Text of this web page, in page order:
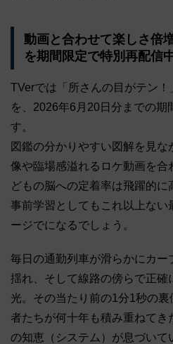
動画と合わせて楽しさ倍
を期間限定で特別再配信
TVerでは「所さんの目がテン
を、2026年6月20日分までの期
す。
図鑑の分かりやすい図解を見
像や臨場感溢れるロケ動画を合
どもの脳への定着率は飛躍的
事前学習としてもこれ以上ない
ージでになるでしょう。
毎日の通勤列車が滑らかにカー
揺れ、そして線路の傍らで正確
光。その当たり前の1分1秒の
者たちが何十年も積み重ねて
の知恵（システム）が息づいて